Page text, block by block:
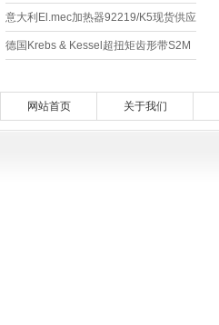
意大利El.mec加热器92219/K5现货供应
德国Krebs & Kessel超扭矩齿形带S2M
网站首页 关于我们